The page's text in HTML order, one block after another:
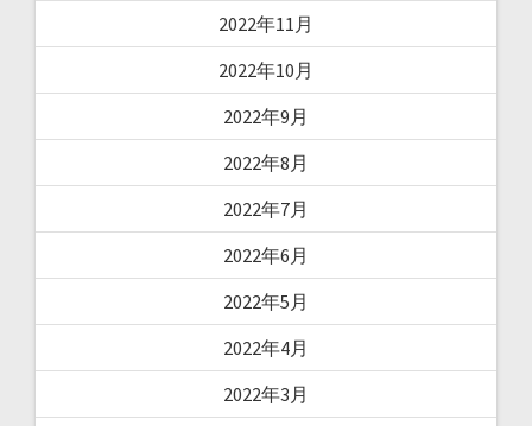
2022年11月
2022年10月
2022年9月
2022年8月
2022年7月
2022年6月
2022年5月
2022年4月
2022年3月